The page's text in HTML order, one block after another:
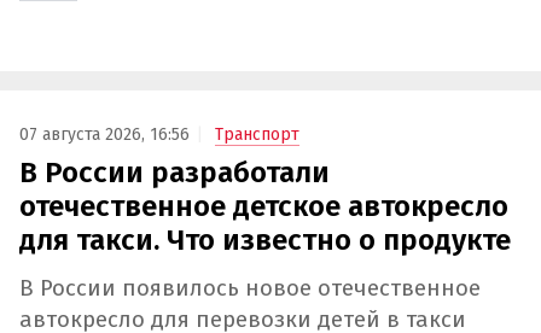
07 августа 2026, 16:56 Транспорт
В России разработали
отечественное детское автокресло
для такси. Что известно о продукте
В России появилось новое отечественное
автокресло для перевозки детей в такси